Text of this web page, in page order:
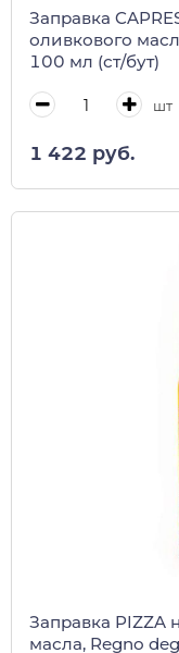
Заправка
оливкового
100 мл (ст/бут)
шт
1 422 руб.
Заправка PIZZA
масла, Regno